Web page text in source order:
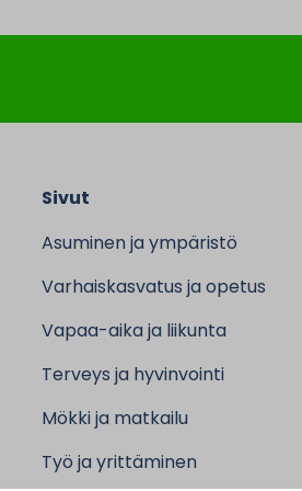
Sivut
Asuminen ja ympäristö
Varhaiskasvatus ja opetus
Vapaa-aika ja liikunta
Terveys ja hyvinvointi
Mökki ja matkailu
Työ ja yrittäminen